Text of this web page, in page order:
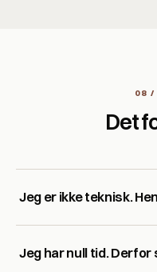
08 /
Det
Jeg er ikke teknisk.
igjen og om igjen. Vi
Jeg har null tid.